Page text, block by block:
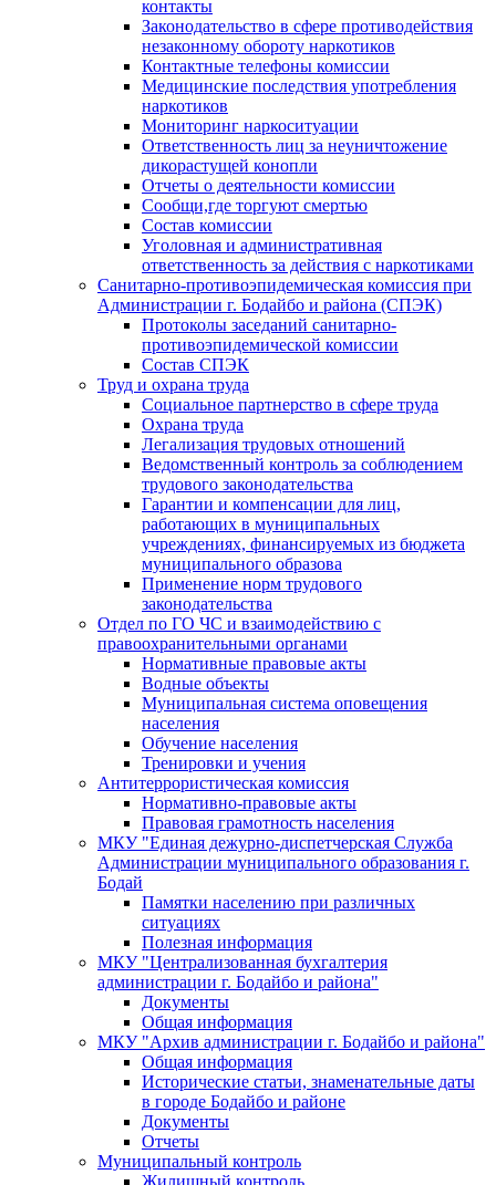
контакты
Законодательство в сфере противодействия
незаконному обороту наркотиков
Контактные телефоны комиссии
Медицинские последствия употребления
наркотиков
Мониторинг наркоситуации
Ответственность лиц за неуничтожение
дикорастущей конопли
Отчеты о деятельности комиссии
Сообщи,где торгуют смертью
Состав комиссии
Уголовная и административная
ответственность за действия с наркотиками
Санитарно-противоэпидемическая комиссия при
Администрации г. Бодайбо и района (СПЭК)
Протоколы заседаний санитарно-
противоэпидемической комиссии
Состав СПЭК
Труд и охрана труда
Социальное партнерство в сфере труда
Охрана труда
Легализация трудовых отношений
Ведомственный контроль за соблюдением
трудового законодательства
Гарантии и компенсации для лиц,
работающих в муниципальных
учреждениях, финансируемых из бюджета
муниципального образова
Применение норм трудового
законодательства
Отдел по ГО ЧС и взаимодействию с
правоохранительными органами
Нормативные правовые акты
Водные объекты
Муниципальная система оповещения
населения
Обучение населения
Тренировки и учения
Антитеррористическая комиссия
Нормативно-правовые акты
Правовая грамотность населения
МКУ "Единая дежурно-диспетчерская Служба
Администрации муниципального образования г.
Бодай
Памятки населению при различных
ситуациях
Полезная информация
МКУ "Централизованная бухгалтерия
администрации г. Бодайбо и района"
Документы
Общая информация
МКУ "Архив администрации г. Бодайбо и района"
Общая информация
Исторические статьи, знаменательные даты
в городе Бодайбо и районе
Документы
Отчеты
Муниципальный контроль
Жилищный контроль